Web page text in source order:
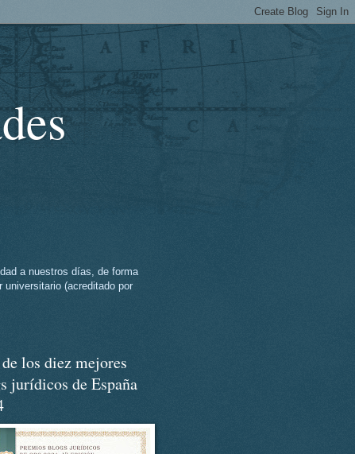
a nuestros días, de forma
universitario (acreditado por
los diez mejores
jurídicos de España